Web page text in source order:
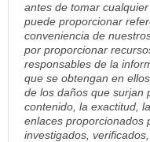
antes de tomar
puede proporcionar
conveniencia de
por proporcionar
responsables de la
que se obtengan en
de los daños que surjan
contenido, la exactitud,
enlaces proporcionados
investigados,